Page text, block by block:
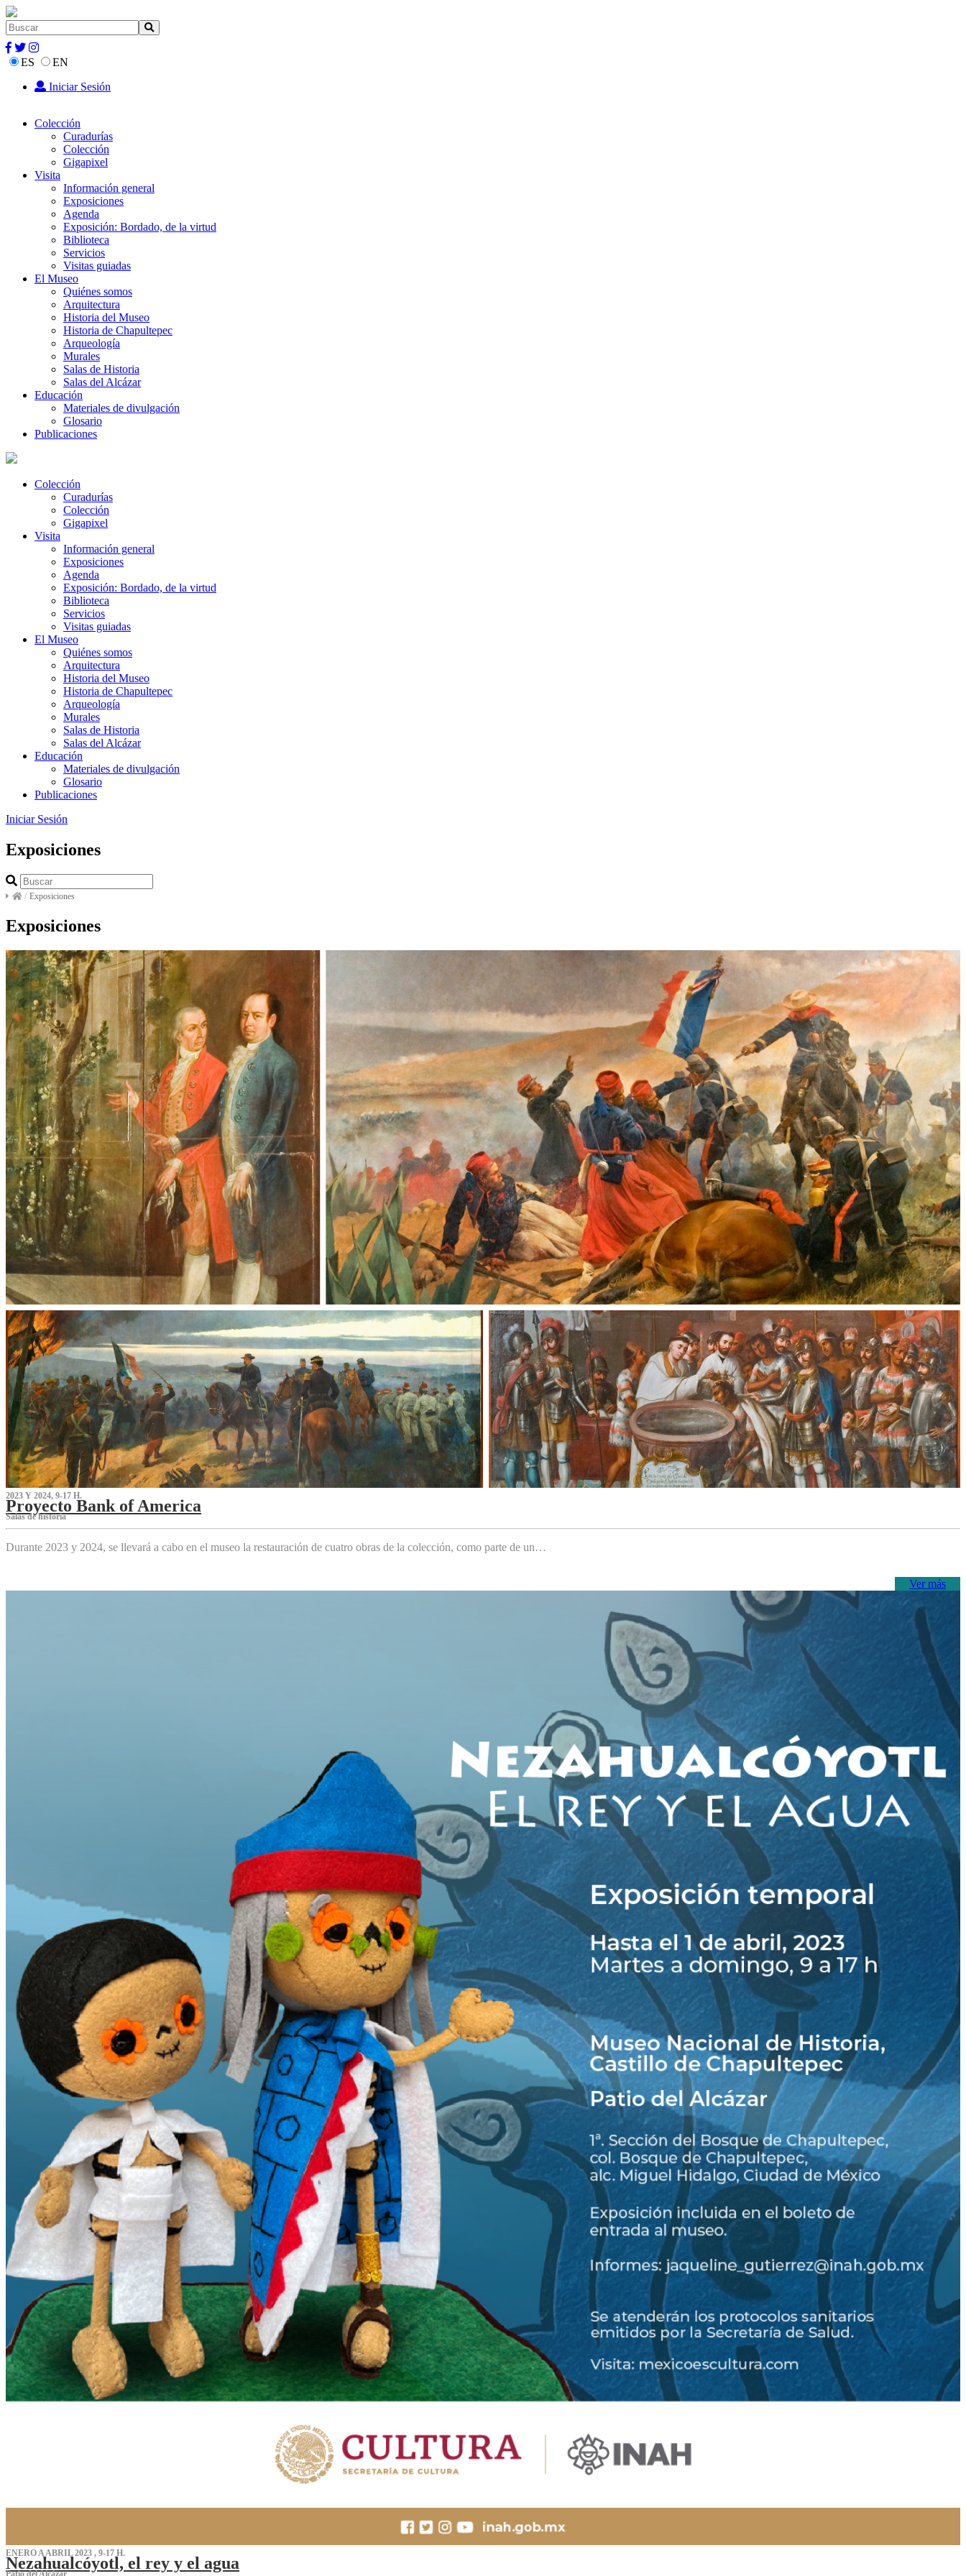
ES
EN
Iniciar Sesión
Colección
Curadurías
Colección
Gigapixel
Visita
Información general
Exposiciones
Agenda
Exposición: Bordado, de la virtud
Biblioteca
Servicios
Visitas guiadas
El Museo
Quiénes somos
Arquitectura
Historia del Museo
Historia de Chapultepec
Arqueología
Murales
Salas de Historia
Salas del Alcázar
Educación
Materiales de divulgación
Glosario
Publicaciones
Colección
Curadurías
Colección
Gigapixel
Visita
Información general
Exposiciones
Agenda
Exposición: Bordado, de la virtud
Biblioteca
Servicios
Visitas guiadas
El Museo
Quiénes somos
Arquitectura
Historia del Museo
Historia de Chapultepec
Arqueología
Murales
Salas de Historia
Salas del Alcázar
Educación
Materiales de divulgación
Glosario
Publicaciones
Iniciar Sesión
Exposiciones
/ Exposiciones
Exposiciones
2023 Y 2024, 9-17 H.
Proyecto Bank of America
S‌alas de historia
Durante 2023 y 2024, se llevará a cabo en el museo la restauración de cuatro obras de la colección, como parte de un…
Ver más
ENERO A ABRIL 2023 , 9-17 H.
Nezahualcóyotl, el rey y el agua